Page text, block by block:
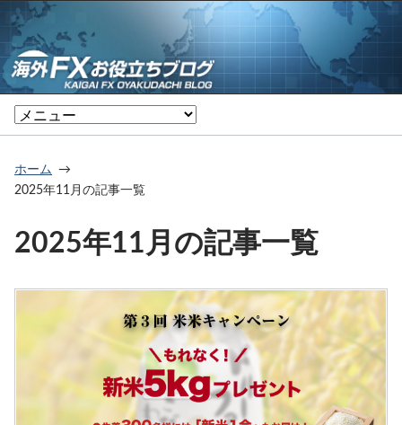
ホーム
2025年11月の記事一覧
2025年11月の記事一覧